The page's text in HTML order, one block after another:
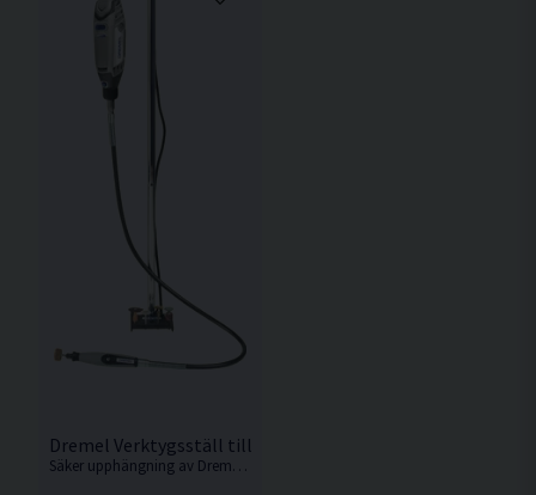
Dremel Verktygsställ till Böjlig Axel f. Multiverktyg
Säker upphängning av Dremel multiverktyg med böjlig axel för bättre kontroll och komfort.